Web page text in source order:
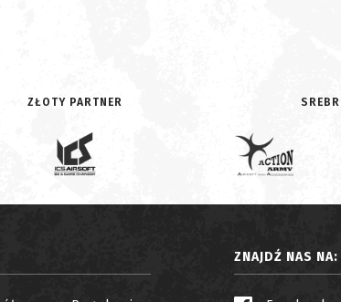
ZŁOTY PARTNER
ZNAJDŹ NAS NA: